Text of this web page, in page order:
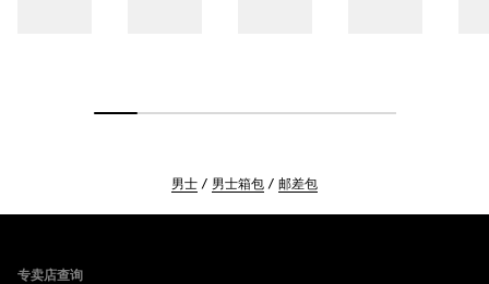
男士 男士箱包 邮差包
专卖店查询